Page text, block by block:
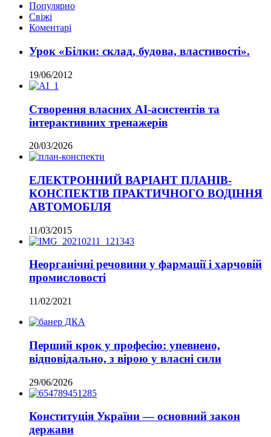
Популярно
Свіжі
Коментарі
Урок «Білки: склад, будова, властивості».
19/06/2012
Створення власних AI-асистентів та
інтерактивних тренажерів
20/03/2026
ЕЛЕКТРОННИЙ ВАРІАНТ ПЛАНІВ-
КОНСПЕКТІВ ПРАКТИЧНОГО ВОДІННЯ
АВТОМОБІЛЯ
11/03/2015
Неорганічні речовини у фармації і харчовій
промисловості
11/02/2021
Перший крок у професію: упевнено,
відповідально, з вірою у власні сили
29/06/2026
Конституція України — основний закон
держави